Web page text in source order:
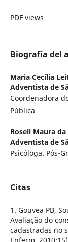
PDF views
Biografía del
Maria Cecília
Adventista de
Coordenadora
Pública
Roseli Maura da
Adventista de
Psicóloga. Pós-
Citas
1. Gouvea PB,
Avaliação do
cadastradas no